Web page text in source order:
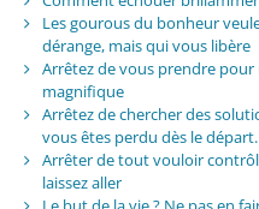
Les gourous du bonheur
dérange, mais qui vous libère
Arrêtez de vous prendre
magnifique
Arrêtez de chercher des
vous êtes perdu dès le départ.
Arrêter de tout vouloir
laissez aller